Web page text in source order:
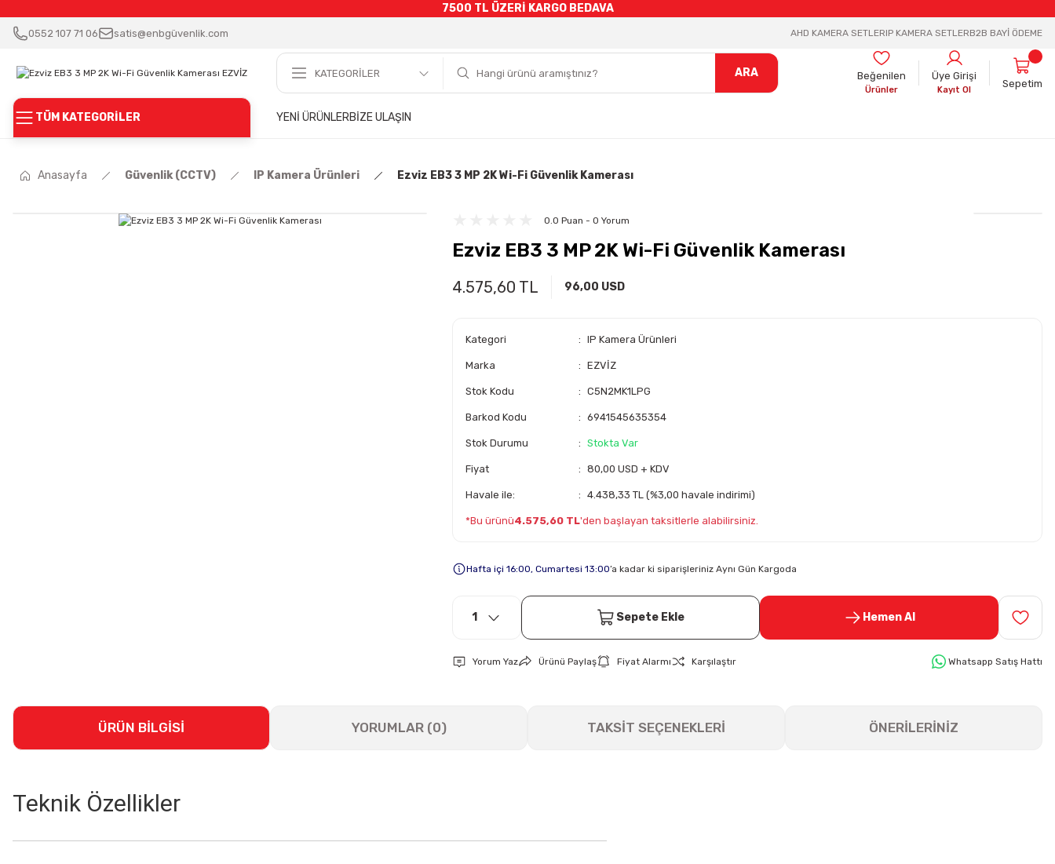
7500 TL ÜZERİ KARGO BEDAVA
0552 107 71 06 satis@enbgüvenlik.com AHD KAMERA SETLERIP KAMERA SETLERB2B BAYİ ÖDEME
ARA Beğenilen
Ürünler
Üye Girişi
Kayıt Ol
Sepetim
TÜM KATEGORİLER YENİ ÜRÜNLERBİZE ULAŞIN
Anasayfa Güvenlik (CCTV) IP Kamera Ürünleri Ezviz EB3 3 MP 2K Wi-Fi Güvenlik Kamerası
0.0 Puan - 0 Yorum
Ezviz EB3 3 MP 2K Wi-Fi Güvenlik Kamerası
4.575,60 TL 96,00 USD
Kategori IP Kamera Ürünleri
Marka EZVİZ
Stok Kodu C5N2MK1LPG
Barkod Kodu 6941545635354
Stok Durumu Stokta Var
Fiyat 80,00 USD + KDV
Havale ile: 4.438,33 TL (%3,00 havale indirimi)
*Bu ürünü4.575,60 TL'den başlayan taksitlerle alabilirsiniz.
Hafta içi 16:00, Cumartesi 13:00’a kadar ki siparişleriniz Aynı Gün Kargoda
Sepete Ekle Hemen Al
Yorum Yaz Ürünü Paylaş Fiyat Alarmı Karşılaştır Whatsapp Satış Hattı
ÜRÜN BİLGİSİ YORUMLAR (0) TAKSİT SEÇENEKLERİ ÖNERİLERİNİZ
Teknik Özellikler